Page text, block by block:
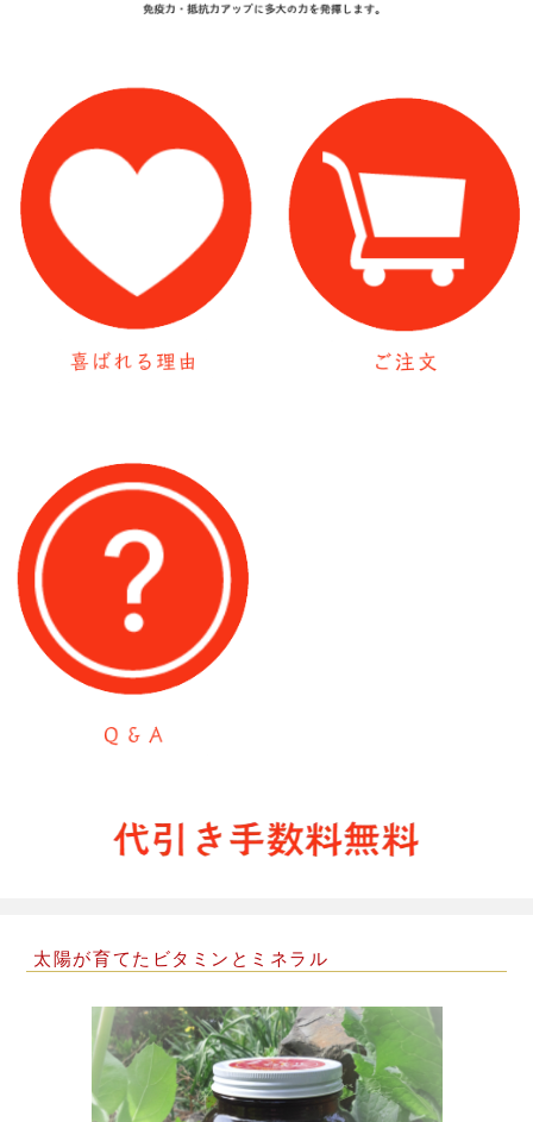
太陽が育てたビタミンとミネラル